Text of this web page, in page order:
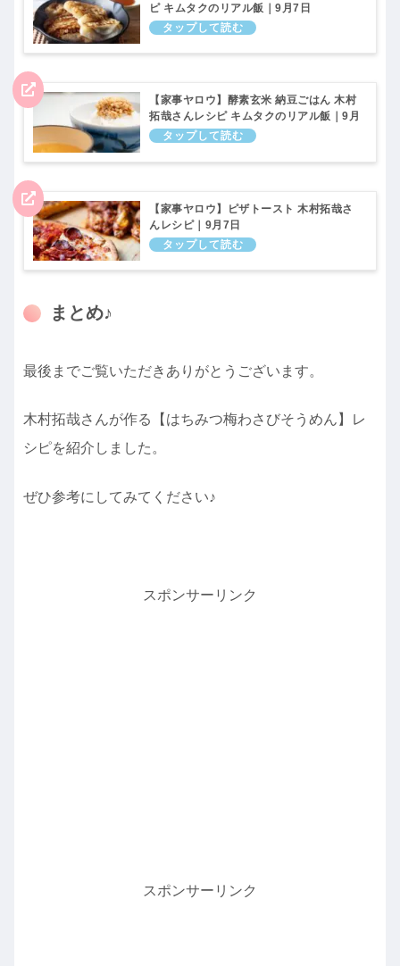
ピ キムタクのリアル飯｜9月7日
【家事ヤロウ】酵素玄米 納豆ごはん 木村
拓哉さんレシピ キムタクのリアル飯｜9月
7日
【家事ヤロウ】ピザトースト 木村拓哉さ
んレシピ｜9月7日
まとめ♪
最後までご覧いただきありがとうございます。
木村拓哉さんが作る【はちみつ梅わさびそうめん】レ
シピを紹介しました。
ぜひ参考にしてみてください♪
スポンサーリンク
スポンサーリンク